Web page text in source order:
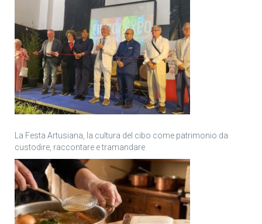
La Festa Artusiana, la cultura del cibo come patrimonio da
custodire, raccontare e tramandare